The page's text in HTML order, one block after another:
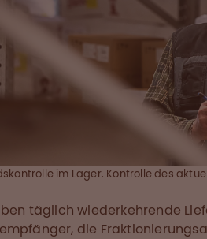
im Lager. Kontrolle des
täglich wiederkehrende
die